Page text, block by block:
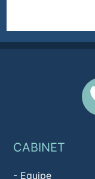
CABINET
- Equipe